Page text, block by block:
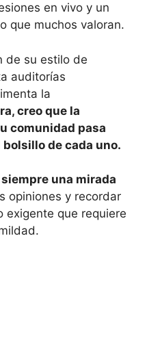
en vivo y un
que muchos valoran.
de su estilo de
auditorías
la
creo que la
comunidad pasa
de cada uno.
una mirada
opiniones y recordar
exigente que requiere